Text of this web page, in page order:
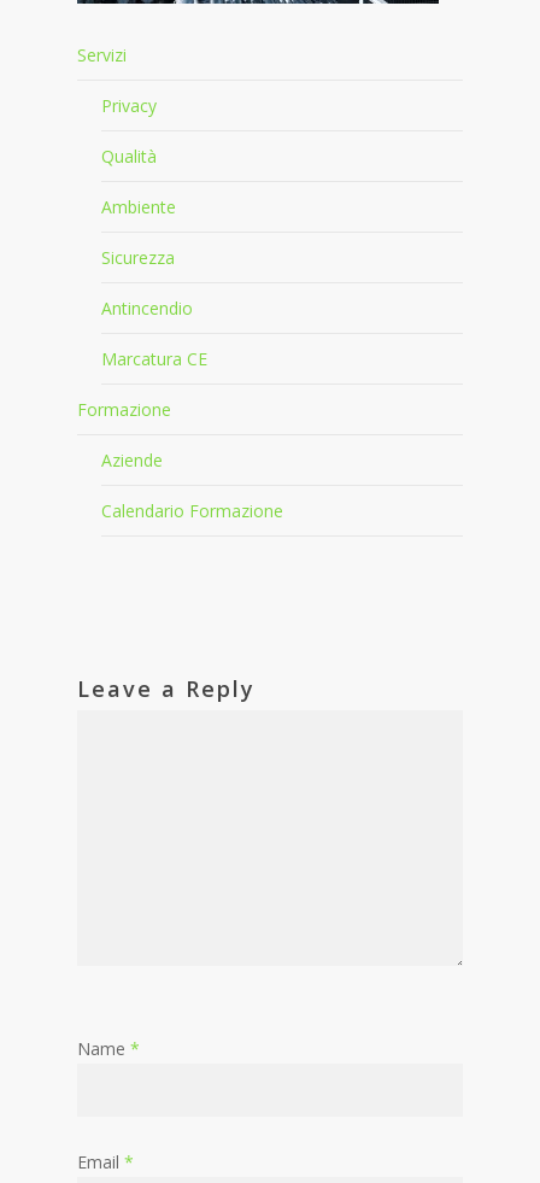
Servizi
Privacy
Qualità
Ambiente
Sicurezza
Antincendio
Marcatura CE
Formazione
Aziende
Calendario Formazione
Leave a Reply
Name *
Email *